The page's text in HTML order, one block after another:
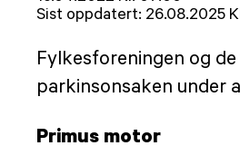
ut
Sist oppdatert: 26.08.2025
Fylkesforeningen og
parkinsonsaken under
Primus motor